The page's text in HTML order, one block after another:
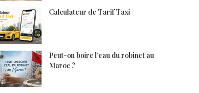
Calculateur de Tarif Taxi
Peut-on boire l’eau du robinet au
Maroc ?